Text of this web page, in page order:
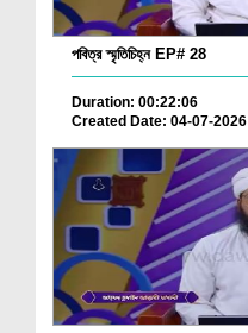
পবিত্র স্মৃতিচিহ্ন EP# 28
Duration: 00:22:06
Created Date: 04-07-2026